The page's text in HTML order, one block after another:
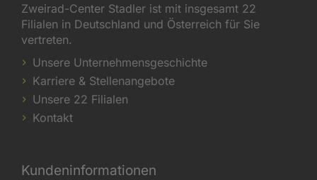
Zweirad-Center Stadler ist mit insgesamt 22
Filialen in Deutschland und Österreich für Sie
vertreten.
Unsere Unternehmensgeschichte
Karriere & Stellenangebote
Unsere 22 Filialen
Kontakt
Kundeninformationen